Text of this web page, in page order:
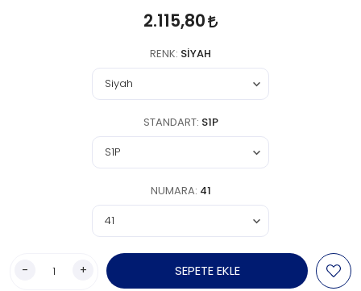
2.115,80
RENK: SIYAH
STANDART: S1P
NUMARA: 41
- + SEPETE EKLE